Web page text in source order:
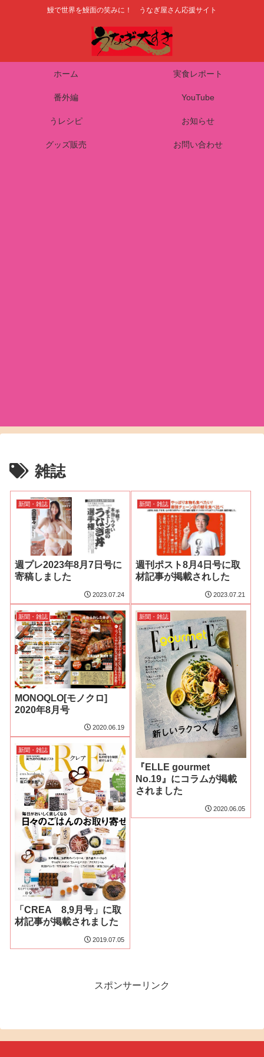
鰻で世界を鰻面の笑みに！ うなぎ屋さん応援サイト
ホーム 実食レポート
番外編 YouTube
うレシピ お知らせ
グッズ販売 お問い合わせ
雑誌
新聞・雑誌
週プレ2023年8月7日号に
寄稿しました
2023.07.24
新聞・雑誌
週刊ポスト8月4日号に取
材記事が掲載されした
2023.07.21
新聞・雑誌
MONOQLO[モノクロ]
2020年8月号
2020.06.19
新聞・雑誌
『ELLE gourmet
No.19』にコラムが掲載
されました
2020.06.05
新聞・雑誌
「CREA 8,9月号」に取
材記事が掲載されました
2019.07.05
スポンサーリンク